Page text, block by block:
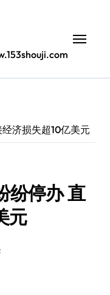
济损失超10亿美元
纷停办 直
元